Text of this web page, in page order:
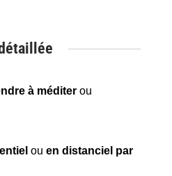
à méditerou
ou en distanciel par